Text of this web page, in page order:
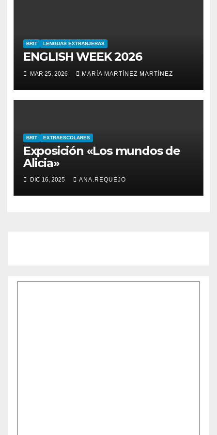
BRIT LENGUAS EXTRANJERAS
ENGLISH WEEK 2026
MAR 25, 2026 MARÍA MARTÍNEZ MARTÍNEZ
BRIT EXTRAESCOLARES
Exposición «Los mundos de
Alicia»
DIC 16, 2025 ANA.REQUEJO